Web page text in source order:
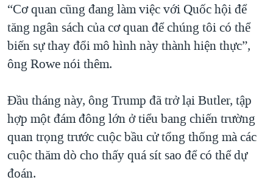
“Cơ quan cũng đang làm việc với Quốc hội để
tăng ngân sách của cơ quan để chúng tôi có thể
biến sự thay đổi mô hình này thành hiện thực”,
ông Rowe nói thêm.
Đầu tháng này, ông Trump đã trở lại Butler, tập
hợp một đám đông lớn ở tiểu bang chiến trường
quan trọng trước cuộc bầu cử tổng thống mà các
cuộc thăm dò cho thấy quá sít sao để có thể dự
đoán.